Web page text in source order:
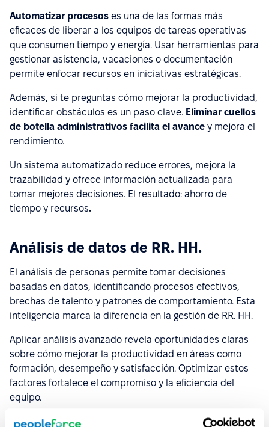
Automatizar procesos es una de las formas más
eficaces de liberar a los equipos de tareas operativas
que consumen tiempo y energía. Usar herramientas para
gestionar asistencia, vacaciones o documentación
permite enfocar recursos en iniciativas estratégicas.
Además, si te preguntas cómo mejorar la productividad,
identificar obstáculos es un paso clave. Eliminar cuellos
de botella administrativos facilita el avance y mejora el
rendimiento.
Un sistema automatizado reduce errores, mejora la
trazabilidad y ofrece información actualizada para
tomar mejores decisiones. El resultado: ahorro de
tiempo y recursos.
Análisis de datos de RR. HH.
El análisis de personas permite tomar decisiones
basadas en datos, identificando procesos efectivos,
brechas de talento y patrones de comportamiento. Esta
inteligencia marca la diferencia en la gestión de RR. HH.
Aplicar análisis avanzado revela oportunidades claras
sobre cómo mejorar la productividad en áreas como
formación, desempeño y satisfacción. Optimizar estos
factores fortalece el compromiso y la eficiencia del
equipo.
Tambiénpermite anticipar rotación o detectar